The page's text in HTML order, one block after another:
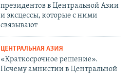
президентов в Центральной Азии
и эксцессы, которые с ними
связывают
ЦЕНТРАЛЬНАЯ АЗИЯ
«Краткосрочное решение».
Почему амнистии в Центральной